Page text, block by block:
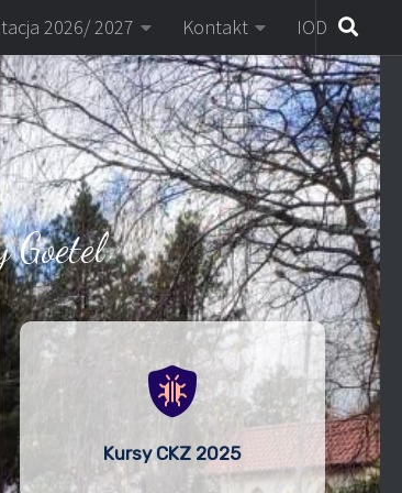
2026/ 2027 Kontakt IOD
Kursy CKZ 2025